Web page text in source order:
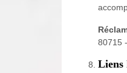
80715
Liens